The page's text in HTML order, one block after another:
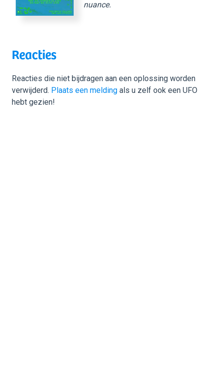
nuance.
Reacties
Reacties die niet bijdragen aan een oplossing worden
verwijderd. Plaats een melding als u zelf ook een UFO
hebt gezien!